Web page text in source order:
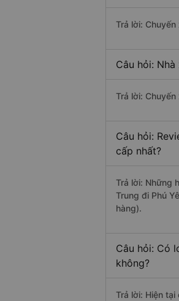
Trả lời:
Câu hỏi:
Trả lời:
Câu hỏi:
cấp nhất?
Trả lời: Những
Trung đi Phú
hàng).
Câu hỏi: Có
không?
Trả lời: Hiện